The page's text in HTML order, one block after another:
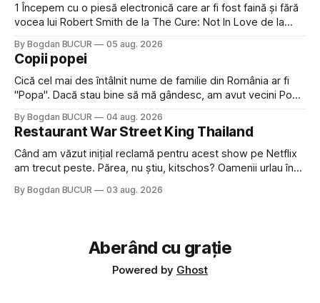
1 Începem cu o piesă electronică care ar fi fost faină și fără
vocea lui Robert Smith de la The Cure: Not In Love de la
a dovedit că jumătatea masculină a acelui duo era cam
dubioasă...) 2. Băgăm la
By Bogdan BUCUR 05 aug. 2026
Copii popei
Cică cel mai des întâlnit nume de familie din România ar fi
"Popa". Dacă stau bine să mă gândesc, am avut vecini Popa
Dexonline spune de etimologia termenului de popă că ar
veni din slava veche, popŭ,
By Bogdan BUCUR 04 aug. 2026
Restaurant War Street King Thailand
Când am văzut inițial reclamă pentru acest show pe Netflix
am trecut peste. Părea, nu știu, kitschos? Oamenii urlau în
fine dining din alte show-uri... așa că am zis pas. Apoi ceva,
By Bogdan BUCUR 03 aug. 2026
Aberând cu grație
Powered by Ghost